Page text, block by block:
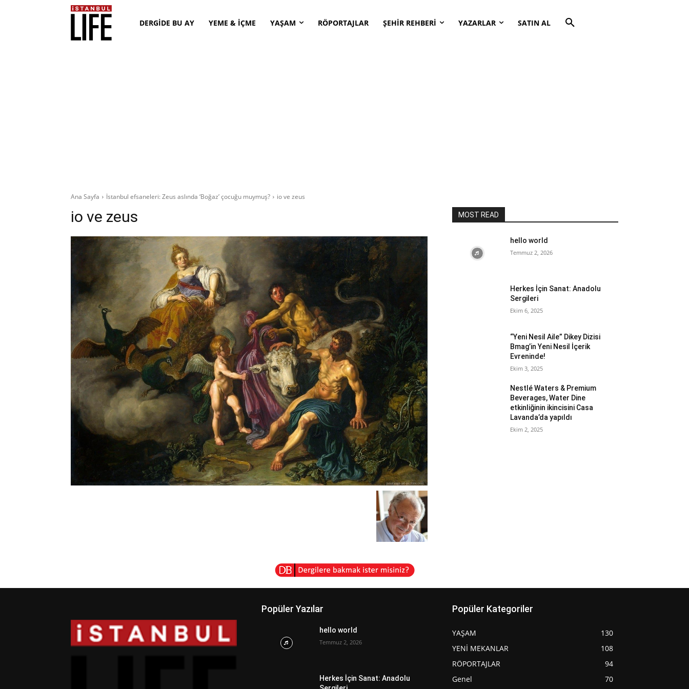
DERGİDE BU AY YEME & İÇME YAŞAM RÖPORTAJLAR ŞEHİR REHBERİ YAZARLAR SATIN AL
Ana Sayfa İstanbul efsaneleri: Zeus aslında ‘Boğaz’ çocuğu muymuş? io ve zeus
io ve zeus MOST READ
hello world
Temmuz 2, 2026
Herkes İçin Sanat: Anadolu
Sergileri
Ekim 6, 2025
“Yeni Nesil Aile” Dikey Dizisi
Bmag’in Yeni Nesil İçerik
Evreninde!
Ekim 3, 2025
Nestlé Waters & Premium
Beverages, Water Dine
etkinliğinin ikincisini Casa
Lavanda’da yapıldı
Ekim 2, 2025
Popüler Yazılar
hello world
Temmuz 2, 2026
Herkes İçin Sanat: Anadolu
Popüler Kategoriler
YAŞAM
130
YENİ MEKANLAR
108
RÖPORTAJLAR
94
Genel
70